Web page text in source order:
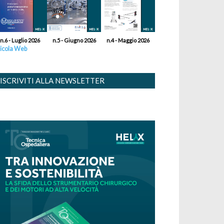
n.6 - Luglio 2026 n.5 - Giugno 2026 n.4 - Maggio 2026
Web
ISCRIVITI ALLA NEWSLETTER